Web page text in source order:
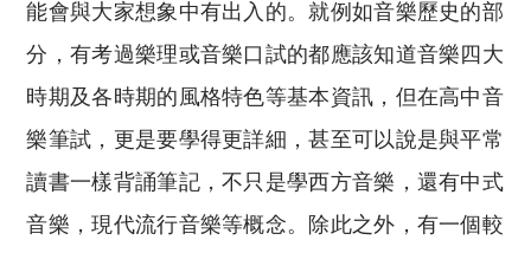
能會與大家想象中有出入的。就例如音樂歷史的部
分，有考過樂理或音樂口試的都應該知道音樂四大
時期及各時期的風格特色等基本資訊，但在高中音
樂筆試，更是要學得更詳細，甚至可以說是與平常
讀書一樣背誦筆記，不只是學西方音樂，還有中式
音樂，現代流行音樂等概念。除此之外，有一個較